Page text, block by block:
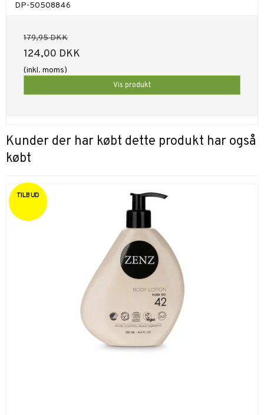
DP-50508846
179,95 DKK
124,00 DKK
(inkl. moms)
Vis produkt
Kunder der har købt dette produkt har også
købt
TILBUD